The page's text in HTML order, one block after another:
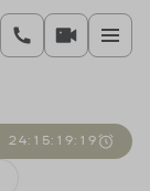
14 554 000 руб.
2 4: 1 5: 1 9: 1 9